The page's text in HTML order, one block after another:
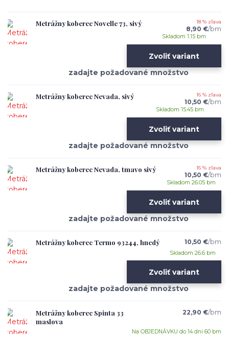
Metrážny koberec Novelle 73, sivý 18 % zľava
8,90 €/bm
Skladom 1.15 bm
Zvoliť variant
Metrážny koberec Nevada, sivý 16 % zľava
10,50 €/bm
Skladom 15.45 bm
Zvoliť variant
Metrážny koberec Nevada, tmavo sivý 16 % zľava
10,50 €/bm
Skladom 26.05 bm
Zvoliť variant
Metrážny koberec Termo 93244, hnedý 10,50 €/bm
Skladom 26.6 bm
Zvoliť variant
Metrážny koberec Spinta 33
maslova
22,90 €/bm
Na OBJEDNÁVKU do 14 dní 60 bm